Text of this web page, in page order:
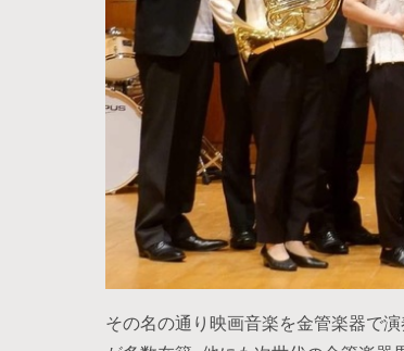
その名の通り映画音楽を金管楽器で